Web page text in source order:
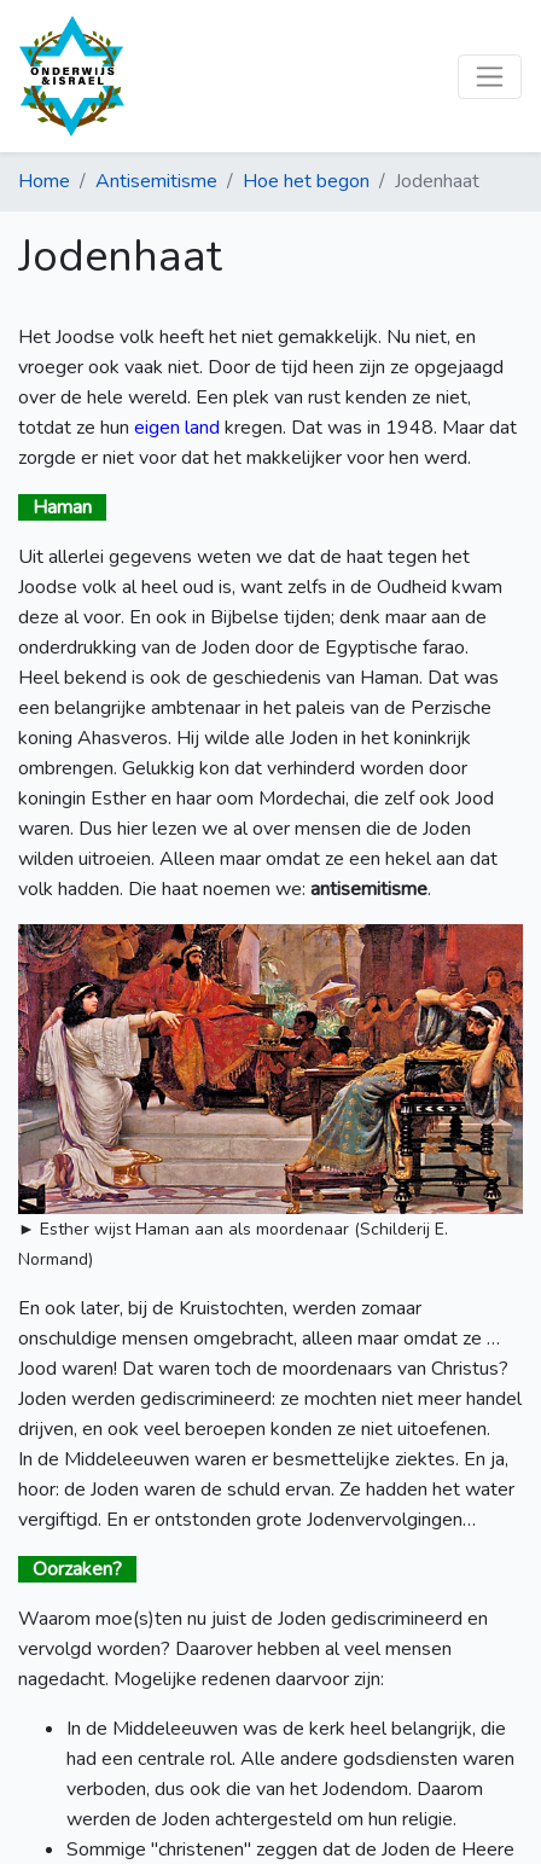
Home Antisemitisme Hoe het begon Jodenhaat
Jodenhaat
Het Joodse volk heeft het niet gemakkelijk. Nu niet, en
vroeger ook vaak niet. Door de tijd heen zijn ze opgejaagd
over de hele wereld. Een plek van rust kenden ze niet,
totdat ze hun eigen land kregen. Dat was in 1948. Maar dat
zorgde er niet voor dat het makkelijker voor hen werd.
Haman
Uit allerlei gegevens weten we dat de haat tegen het
Joodse volk al heel oud is, want zelfs in de Oudheid kwam
deze al voor. En ook in Bijbelse tijden; denk maar aan de
onderdrukking van de Joden door de Egyptische farao.
Heel bekend is ook de geschiedenis van Haman. Dat was
een belangrijke ambtenaar in het paleis van de Perzische
koning Ahasveros. Hij wilde alle Joden in het koninkrijk
ombrengen. Gelukkig kon dat verhinderd worden door
koningin Esther en haar oom Mordechai, die zelf ook Jood
waren. Dus hier lezen we al over mensen die de Joden
wilden uitroeien. Alleen maar omdat ze een hekel aan dat
volk hadden. Die haat noemen we: antisemitisme.
► Esther wijst Haman aan als moordenaar (Schilderij E.
Normand)
En ook later, bij de Kruistochten, werden zomaar
onschuldige mensen omgebracht, alleen maar omdat ze …
Jood waren! Dat waren toch de moordenaars van Christus?
Joden werden gediscrimineerd: ze mochten niet meer handel
drijven, en ook veel beroepen konden ze niet uitoefenen.
In de Middeleeuwen waren er besmettelijke ziektes. En ja,
hoor: de Joden waren de schuld ervan. Ze hadden het water
vergiftigd. En er ontstonden grote Jodenvervolgingen…
Oorzaken?
Waarom moe(s)ten nu juist de Joden gediscrimineerd en
vervolgd worden? Daarover hebben al veel mensen
nagedacht. Mogelijke redenen daarvoor zijn:
In de Middeleeuwen was de kerk heel belangrijk, die
had een centrale rol. Alle andere godsdiensten waren
verboden, dus ook die van het Jodendom. Daarom
werden de Joden achtergesteld om hun religie.
Sommige "christenen" zeggen dat de Joden de Heere